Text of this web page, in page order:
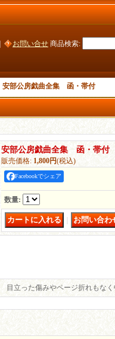
お問い合せ 商品検索:
安部公房戯曲全集 函・帯付
安部公房戯曲全集 函・帯付
販売価格: 1,800円(税込)
Facebookでシェア
数量:
立った傷みやページ折れもなく